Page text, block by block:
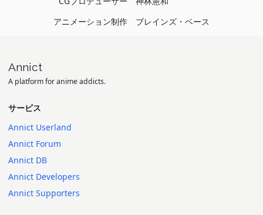
アニメーション制作
ブレインズ・ベース
Annict
A platform for anime addicts.
サービス
Annict Userland
Annict Forum
Annict DB
Annict Developers
Annict Supporters